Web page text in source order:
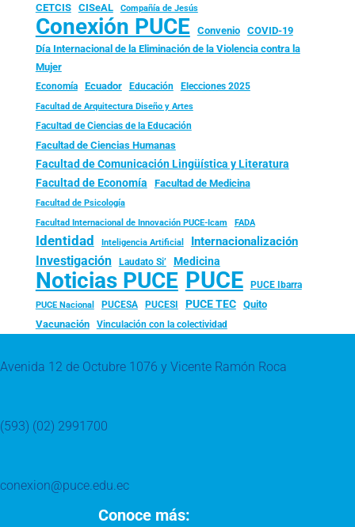
CETCIS CISeAL Compañía de Jesús
Conexión PUCE Convenio
COVID-19
Día Internacional de la Eliminación de la Violencia contra la
Mujer
Economía Ecuador Educación Elecciones 2025
Facultad de Arquitectura Diseño y Artes
Facultad de Ciencias de la Educación
Facultad de Ciencias Humanas
Facultad de Comunicación Lingüística y Literatura
Facultad de Economía Facultad de Medicina
Facultad de Psicología
Facultad Internacional de Innovación PUCE-Icam FADA
Identidad Inteligencia Artificial Internacionalización
Investigación Laudato Si’ Medicina
Noticias PUCE PUCE PUCE Ibarra
PUCE Nacional PUCESA PUCESI PUCE TEC
Quito
Vacunación
Vinculación con la colectividad
Avenida 12 de Octubre 1076 y Vicente Ramón Roca
(593) (02) 2991700
conexion@puce.edu.ec
Conoce más: